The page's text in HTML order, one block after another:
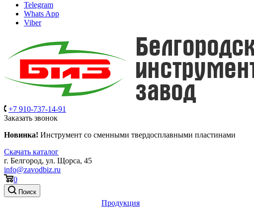
Telegram
Whats App
Viber
+7 910-737-14-91
Заказать звонок
Новинка! Инструмент со сменными твердосплавными пластинами
Скачать каталог
г. Белгород, ул. Щорса, 45
info@zavodbiz.ru
0
Поиск
Продукция